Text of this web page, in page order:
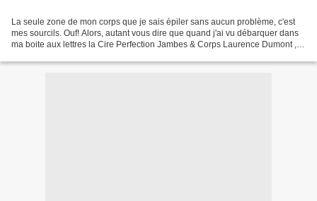
La seule zone de mon corps que je sais épiler sans aucun problème, c'est
mes sourcils. Ouf! Alors, autant vous dire que quand j'ai vu débarquer dans
ma boite aux lettres la Cire Perfection Jambes & Corps Laurence Dumont ,